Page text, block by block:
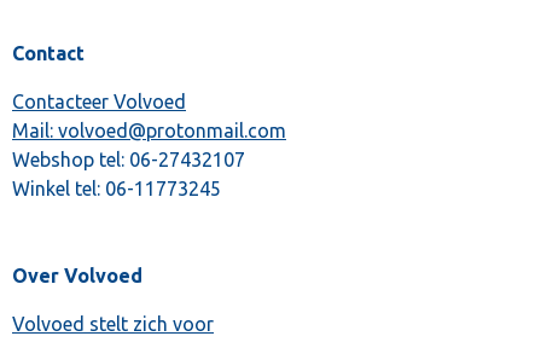
Contact
Contacteer Volvoed
Mail: volvoed@protonmail.com
Webshop tel: 06-27432107
Winkel tel: 06-11773245
Over Volvoed
Volvoed stelt zich voor